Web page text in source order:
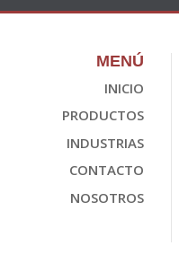
MENÚ
INICIO
PRODUCTOS
INDUSTRIAS
CONTACTO
NOSOTROS